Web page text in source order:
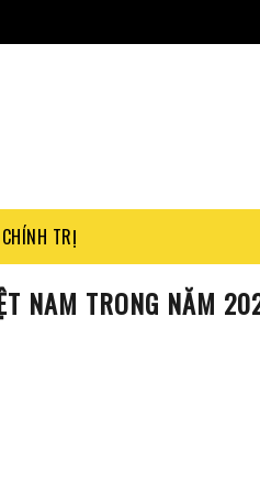
TRỊ
NAM TRONG NĂM